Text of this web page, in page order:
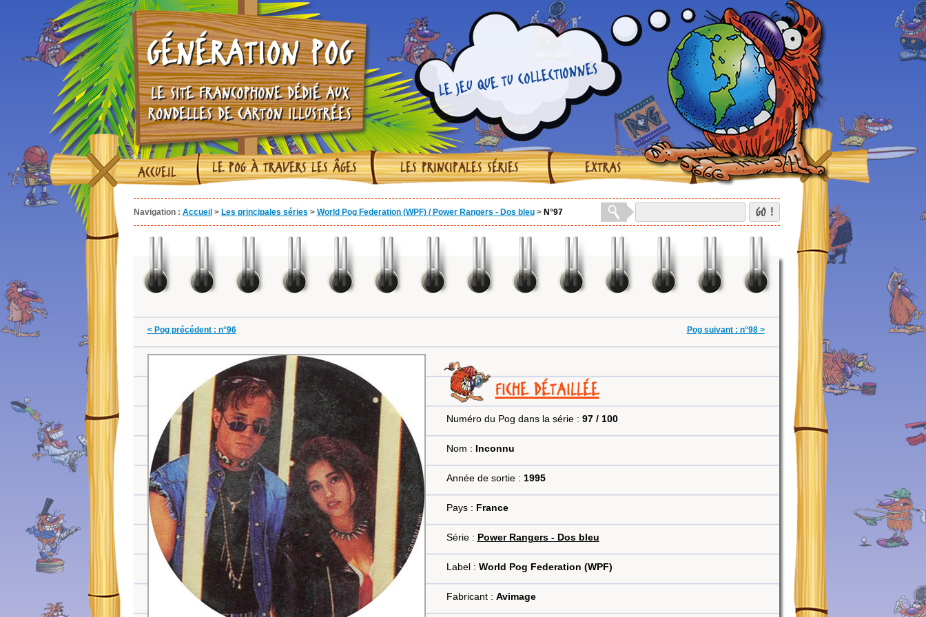
GÉNÉRATION POG
LE SITE FRANCOPHONE DÉDIÉ AUX
RONDELLES DE CARTON ILLUSTRÉES
LE JEU QUE TU COLLECTIONNES
ACCUEIL LE POG À TRAVERS LES ÂGES LES PRINCIPALES SÉRIES EXTRAS
Navigation : Accueil > Les principales séries > World Pog Federation (WPF) / Power Rangers - Dos bleu > N°97 GO !
< Pog précédent : n°96 Pog suivant : n°98 >
FICHE DÉTAILLÉE
Numéro du Pog dans la série : 97 / 100
Nom : Inconnu
Année de sortie : 1995
Pays : France
Série : Power Rangers - Dos bleu
Label : World Pog Federation (WPF)
Fabricant : Avimage